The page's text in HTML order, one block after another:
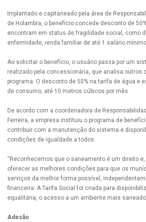
Implantado e capitaneado pela área de
de Holambra, o benefício concede desconto de
encontram em status de fragilidade social, como
enfermidade, renda familiar de até 1 salário
Ao solicitar o benefício, o usuário passa por um
realizado pela concessionária, que analisa outros
programa. O desconto de 50% na tarifa de água e
de consumo, até 10 metros cúbicos por mês.
De acordo com a coordenadora de
Ferreira, a empresa instituiu o programa de
contribuir com a manutenção do sistema e
condições de igualdade a todos.
“Reconhecemos que o saneamento é um direito
oferecer as melhores condições para que os
serviços da melhor forma possível,
financeira. A Tarifa Social foi criada para
equalitária, o acesso a um ambiente mais
Adesão